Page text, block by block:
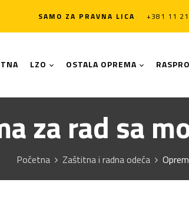
SAMO ZA PRAVNA LICA +381 11
LZO OSTALA OPREMA
za rad sa
Početna Zaštitna i radna odeća